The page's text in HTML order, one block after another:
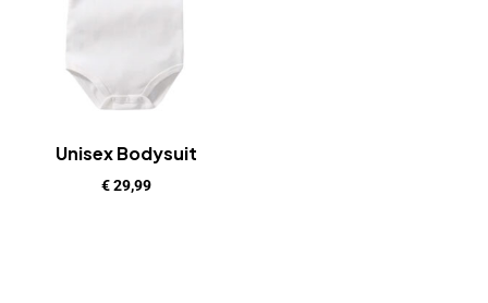
Unisex Bodysuit
€29,99